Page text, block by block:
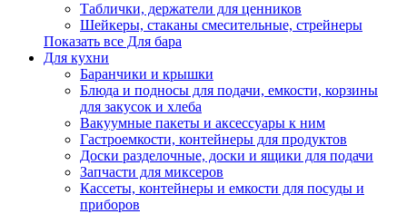
Таблички, держатели для ценников
Шейкеры, стаканы смесительные, стрейнеры
Показать все Для бара
Для кухни
Баранчики и крышки
Блюда и подносы для подачи, емкости, корзины
для закусок и хлеба
Вакуумные пакеты и аксессуары к ним
Гастроемкости, контейнеры для продуктов
Доски разделочные, доски и ящики для подачи
Запчасти для миксеров
Кассеты, контейнеры и емкости для посуды и
приборов